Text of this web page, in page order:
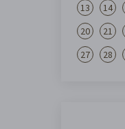
13
14
20
21
27
28